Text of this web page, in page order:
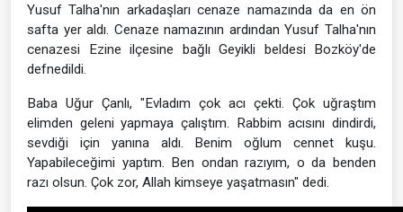
Yusuf Talha'nın arkadaşları cenaze namazında da en ön
safta yer aldı. Cenaze namazının ardından Yusuf Talha'nın
cenazesi Ezine ilçesine bağlı Geyikli beldesi Bozköy'de
defnedildi.
Baba Uğur Çanlı, "Evladım çok acı çekti. Çok uğraştım
elimden geleni yapmaya çalıştım. Rabbim acısını dindirdi,
sevdiği için yanına aldı. Benim oğlum cennet kuşu.
Yapabileceğimi yaptım. Ben ondan razıyım, o da benden
razı olsun. Çok zor, Allah kimseye yaşatmasın" dedi.